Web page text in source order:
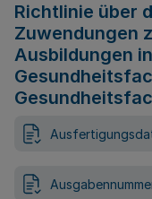
Richtlinie über
Zuwendungen
Ausbildungen